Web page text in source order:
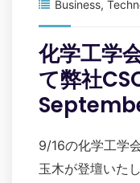
Business,
化学工学
て弊社
9/16の化学工学
玉木が登壇いた